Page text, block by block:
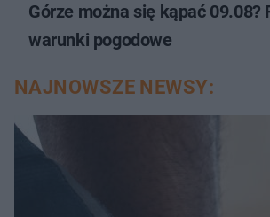
Górze można się kąpać 09.08?
warunki pogodowe
NAJNOWSZE NEWSY: